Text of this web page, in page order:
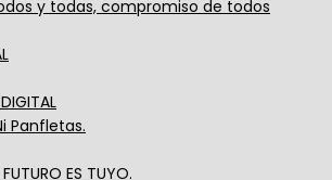
y todas, compromiso de todos
Panfletas.
ES TUYO.